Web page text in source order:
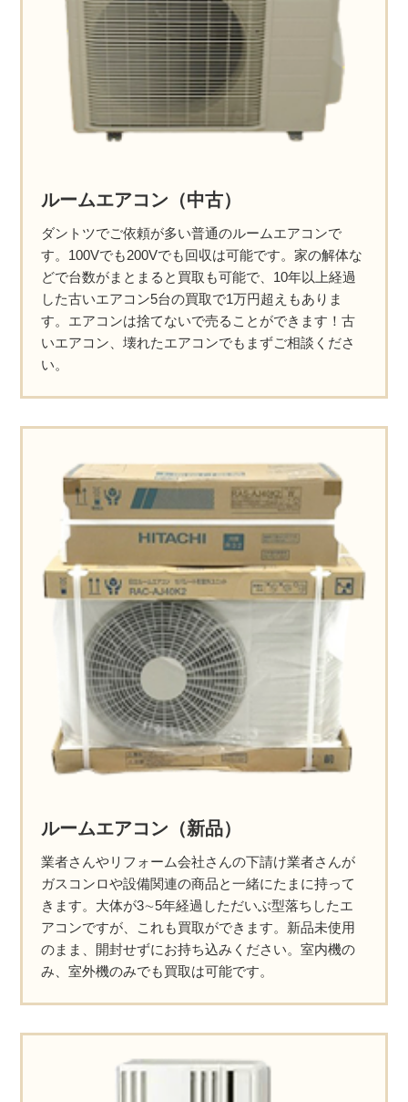
ルームエアコン（中古）
ダントツでご依頼が多い普通のルームエアコンで
す。100Vでも200Vでも回収は可能です。家の解体な
どで台数がまとまると買取も可能で、10年以上経過
した古いエアコン5台の買取で1万円超えもありま
す。エアコンは捨てないで売ることができます！古
いエアコン、壊れたエアコンでもまずご相談くださ
い。
ルームエアコン（新品）
業者さんやリフォーム会社さんの下請け業者さんが
ガスコンロや設備関連の商品と一緒にたまに持って
きます。大体が3∼5年経過しただいぶ型落ちしたエ
アコンですが、これも買取ができます。新品未使用
のまま、開封せずにお持ち込みください。室内機の
み、室外機のみでも買取は可能です。